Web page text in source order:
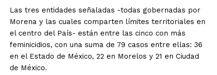
Las tres entidades señaladas -todas gobernadas por
Morena y las cuales comparten límites territoriales en
el centro del País- están entre las cinco con más
feminicidios, con una suma de 79 casos entre ellas: 36
en el Estado de México, 22 en Morelos y 21 en Ciudad
de México.